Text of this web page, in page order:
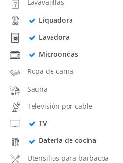
Lavavajillas
Liquadora
Lavadora
Microondas
Ropa de cama
Sauna
Televisión por cable
TV
Batería de cocina
Utensilios para barbacoa